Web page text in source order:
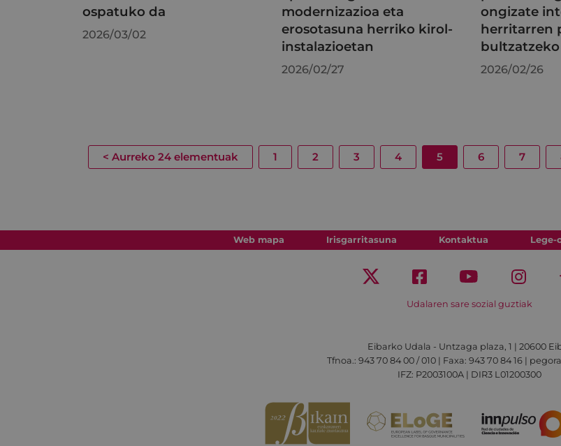
ospatuko da
2026/03/02
modernizazioa eta
erosotasuna herriko kirol-
instalazioetan
2026/02/27
ongizate
herritarren
2026/02/26
< Aurreko 24 elementuak 1 2 3 4 5 6 7
Web mapa Irisgarritasuna Kontaktua Lege-
Udalaren sare sozial guztiak
Eibarko Udala - Untzaga plaza, 1 | 20600
Tfnoa.: 943 70 84 00 / 010 | Faxa: 943 70 84 16 |
IFZ: P2003100A | DIR3 L01200300